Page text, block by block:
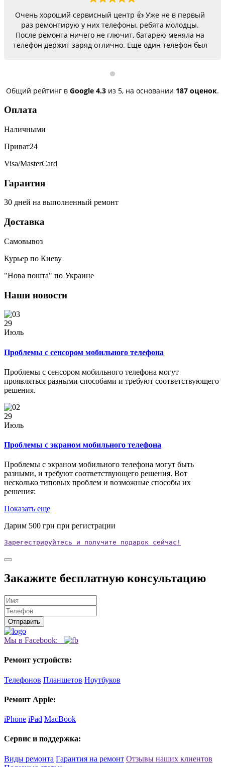
Очень хороший сервисный центр 👍 Уже не в первый
раз ремонтирую у них телефоны, ребята молодцы.
После ремонта ничего не глючит, батарею меняла на
телефон держит заряд отлично. Ещё один телефон был
сегодня получила телефон, всё исправили, заряд
Общий рейтинг в Google 4.3 из 5, на основании 187 оценок.
Оплата
Наличными
Приват24
Visa/MasterCard
Гарантия
30 дней на выполненный ремонт
Доставка
Самовывоз
Курьер по Киеву
"Нова пошта" по Украине
Наши новости
29
Июль
Проблемы с сенсором мобильного телефона
Проблемы с сенсором мобильного телефона могут
проявляться разными способами и требуют соответствующего
решения.
29
Июль
Проблемы с экраном мобильного телефона
Проблемы с экраном мобильного телефона могут быть
разными, и требуют соответствующего решения. Вот
несколько типовых проблем и возможные способы их
решения:
Показать еще
Дарим 500 грн при регистрации
Зарегестрируйтесь и получите подарок сейчас!
Закажите бесплатную консультацию
Мы в Facebook:
Ремонт устройств:
Телефонов Планшетов Ноутбуков
Ремонт Apple:
iPhone iPad MacBook
Сервис и поддержка:
Виды ремонта Гарантия на ремонт Отзывы наших клиентов